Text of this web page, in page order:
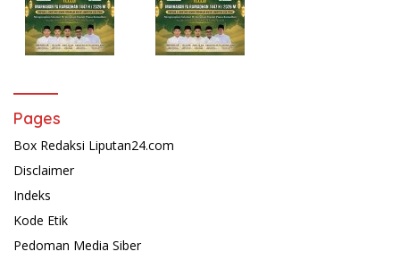
Pages
Box Redaksi Liputan24.com
Disclaimer
Indeks
Kode Etik
Pedoman Media Siber